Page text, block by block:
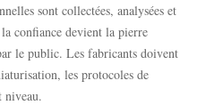
sont collectées, analysées et
confiance devient la pierre
le public. Les fabricants doivent
les protocoles de
niveau.